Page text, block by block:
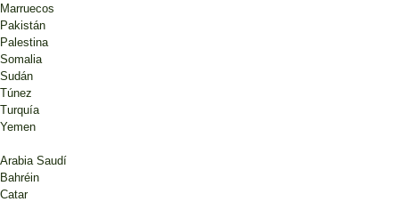
Marruecos
Pakistán
Palestina
Somalia
Sudán
Túnez
Turquía
Yemen
Arabia Saudí
Bahréin
Catar